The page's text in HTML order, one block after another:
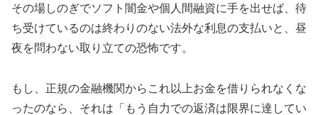
その場しのぎでソフト闇金や個人間融資に手を出せば、待
ち受けているのは終わりのない法外な利息の支払いと、昼
夜を問わない取り立ての恐怖です。
もし、正規の金融機関からこれ以上お金を借りられなくな
ったのなら、それは「もう自力での返済は限界に達してい